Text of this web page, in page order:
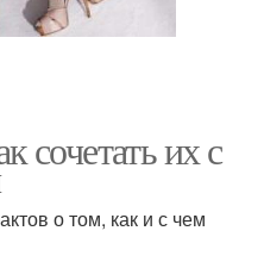
сочетать их с
о том, как и с чем